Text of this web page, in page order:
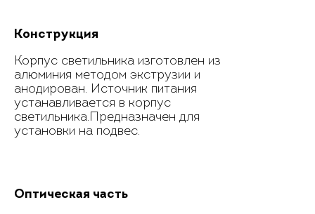
Конструкция
Корпус светильника изготовлен из
алюминия методом экструзии и
анодирован. Источник питания
устанавливается в корпус
светильника.Предназначен для
установки на подвес.
Оптическая часть